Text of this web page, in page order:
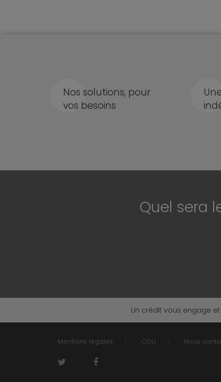
Nos solutions, pour
vos besoins
Quel sera
Un crédit vous engage
Mentions légales CGU Nous